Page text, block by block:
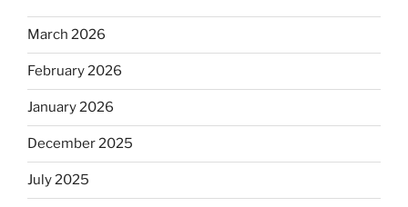
March 2026
February 2026
January 2026
December 2025
July 2025